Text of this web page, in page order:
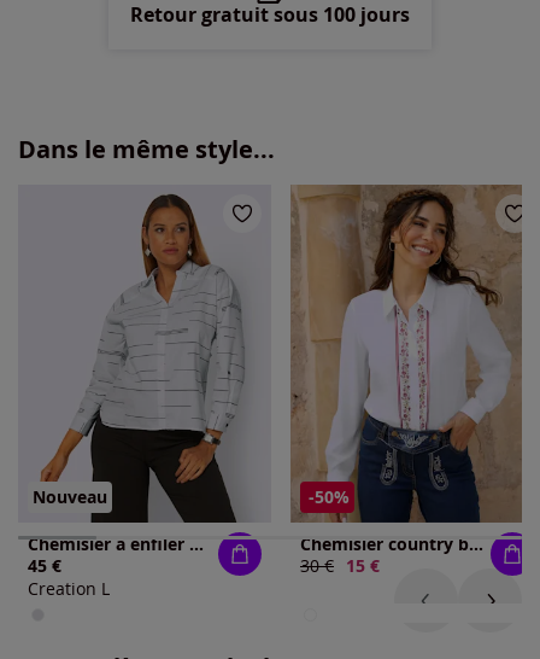
Retour gratuit sous 100 jours
Dans le même style...
Nouveau
Chemisier à enfiler mélange de cotons agréable à porter
45 €
Creation L
-50%
Chemisier country bordure florale
Ancien prix :
30 € Nouveau prix :
15 €